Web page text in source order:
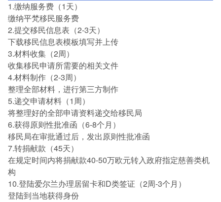
1.缴纳服务费（1天）
缴纳平梵移民服务费
2.提交移民信息表（2-3天）
下载移民信息表模板填写并上传
3.材料收集（2周）
收集移民申请所需要的相关文件
4.材料制作（2-3周）
整理全部材料，进行第三方制作
5.递交申请材料（1周）
将整理好的全部申请资料递交给移民局
6.获得原则性批准函（6-8个月）
移民局在审批通过后，发出原则性批准函
7.转捐献款（45天）
在规定时间内将捐献款40-50万欧元转入政府指定慈善类机
构
10.登陆爱尔兰办理居留卡和D类签证（2周-3个月）
登陆到当地获得身份